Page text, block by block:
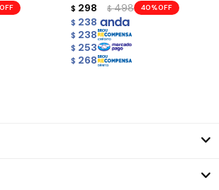
$ 298 $ 498 40
$ 238
$ 238
$ 253
$ 268